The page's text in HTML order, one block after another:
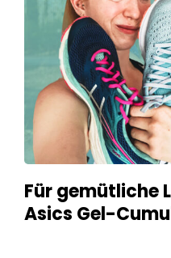
Für gemütliche
Asics Gel-